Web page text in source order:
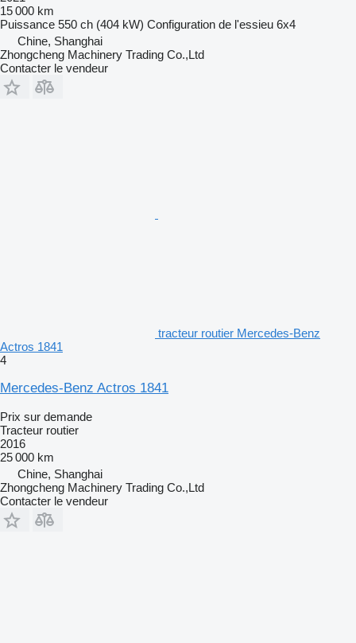
15 000 km
Puissance 550 ch (404 kW) Configuration de l'essieu 6x4
Chine, Shanghai
Zhongcheng Machinery Trading Co.,Ltd
Contacter le vendeur
tracteur routier Mercedes-Benz
Actros 1841
4
Mercedes-Benz Actros 1841
Prix sur demande
Tracteur routier
2016
25 000 km
Chine, Shanghai
Zhongcheng Machinery Trading Co.,Ltd
Contacter le vendeur